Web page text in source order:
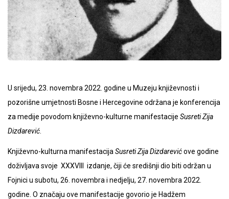
U srijedu, 23. novembra 2022. godine u Muzeju književnosti i
pozorišne umjetnosti Bosne i Hercegovine održana je konferencija
za medije povodom književno-kulturne manifestacije Susreti Zija
Dizdarević
Književno-kulturna manifestacija Susreti Zija Dizdarevićove godine
doživljava svoje XXXVIII izdanje, čiji će središnji dio biti održan u
Fojnici u subotu, 26. novembra i nedjelju, 27. novembra 2022.
godine. O značaju ove manifestacije govorio je Hadžem